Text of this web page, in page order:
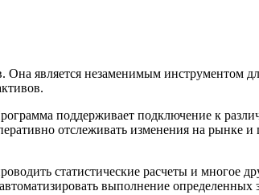
является незаменимым инструментом
поддерживает подключение к
отслеживать изменения на рынке
статистические расчеты и
выполнение определенных